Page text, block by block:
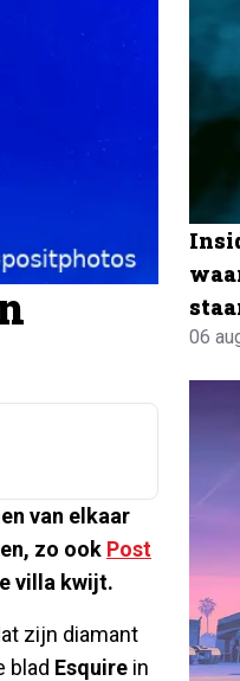
van elkaar
zo ook Post
villa kwijt.
zijn diamant
blad Esquire in
06